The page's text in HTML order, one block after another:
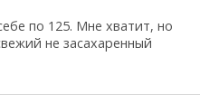
по 125. Мне хватит, но
не засахаренный